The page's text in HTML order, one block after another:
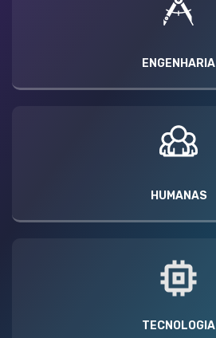
ENGENHARIA
HUMANAS
TECNOLOGIA